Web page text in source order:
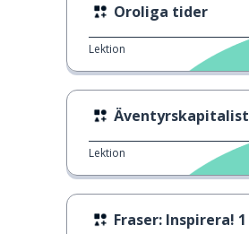
Oroliga tider
Lektion
Äventyrskapitalist
Lektion
Fraser: Inspirera! 1